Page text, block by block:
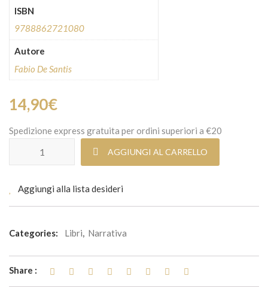
ISBN
9788862721080
Autore
Fabio De Santis
14,90€
Spedizione express gratuita per ordini superiori a €20
AGGIUNGI AL CARRELLO
Aggiungi alla lista desideri
Categories: Libri, Narrativa
Share :